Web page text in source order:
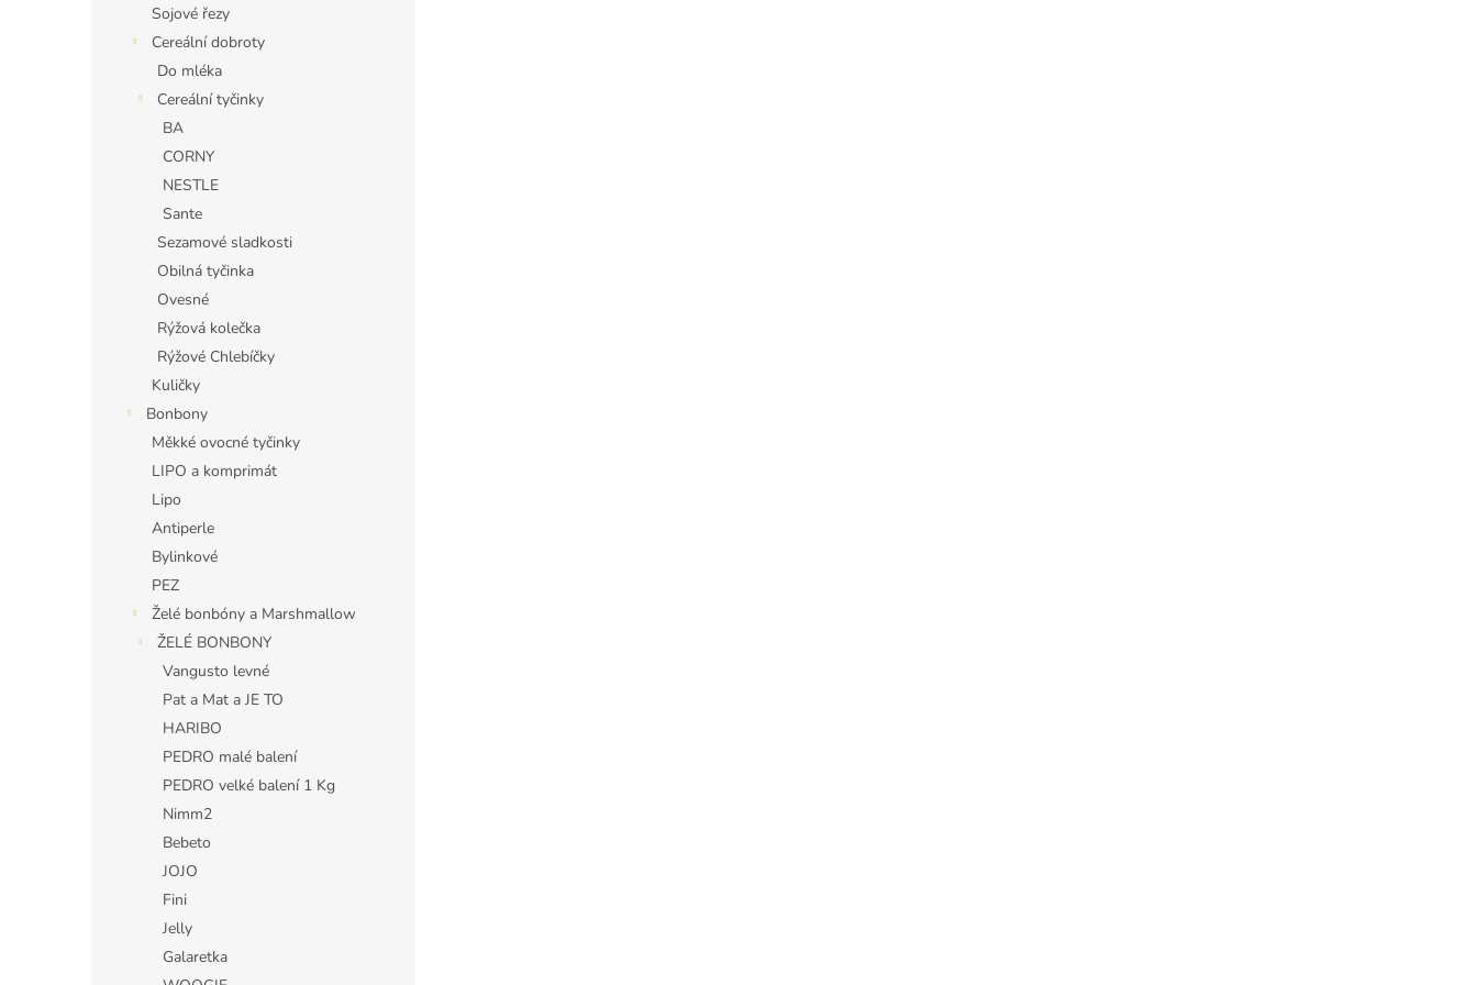
Sojové řezy
Cereální dobroty
Do mléka
Cereální tyčinky
BA
CORNY
NESTLE
Sante
Sezamové sladkosti
Obilná tyčinka
Ovesné
Rýžová kolečka
Rýžové Chlebíčky
Kuličky
Bonbony
Měkké ovocné tyčinky
LIPO a komprimát
Lipo
Antiperle
Bylinkové
PEZ
Želé bonbóny a Marshmallow
ŽELÉ BONBONY
Vangusto levné
Pat a Mat a JE TO
HARIBO
PEDRO malé balení
PEDRO velké balení 1 Kg
Nimm2
Bebeto
JOJO
Fini
Jelly
Galaretka